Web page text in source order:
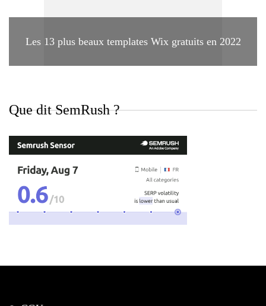
Les 13 plus beaux templates Wix gratuits en 2022
Que dit SemRush ?